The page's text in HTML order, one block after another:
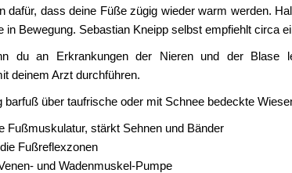
dafür, dass deine Füße zügig wieder warm werden.
in Bewegung. Sebastian Kneipp selbst empfiehlt circa
du an Erkrankungen der Nieren und der Blase
deinem Arzt durchführen.
barfuß über taufrische oder mit Schnee bedeckte
Fußmuskulatur, stärkt Sehnen und Bänder
Fußreflexzonen
und Wadenmuskel-Pumpe